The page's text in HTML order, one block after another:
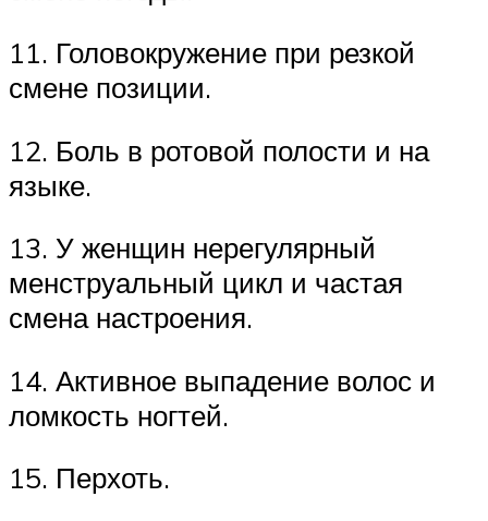
11. Головокружение при резкой
смене позиции.
12. Боль в ротовой полости и на
языке.
13. У женщин нерегулярный
менструальный цикл и частая
смена настроения.
14. Активное выпадение волос и
ломкость ногтей.
15. Перхоть.